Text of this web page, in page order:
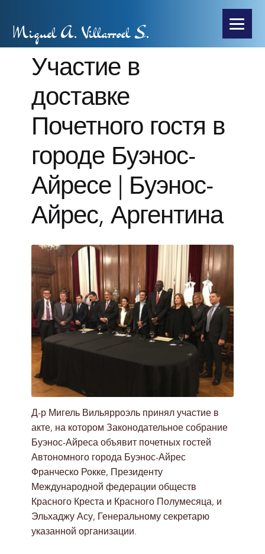
Miguel A. Villarroel S.
Участие в
доставке
Почетного гостя в
городе Буэнос-
Айресе | Буэнос-
Айрес, Аргентина
Д-р Мигель Вильярроэль принял участие в
акте, на котором Законодательное собрание
Буэнос-Айреса объявит почетных гостей
Автономного города Буэнос-Айрес
Франческо Рокке, Президенту
Международной федерации обществ
Красного Креста и Красного Полумесяца, и
Эльхаджу Асу, Генеральному секретарю
указанной организации.